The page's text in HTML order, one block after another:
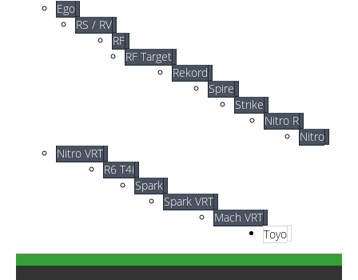
Ego
RS / RV
RF
RF Target
Rekord
Spire
Strike
Nitro R
Nitro
Nitro VRT
R6 T4i
Spark
Spark VRT
Mach VRT
Toyo